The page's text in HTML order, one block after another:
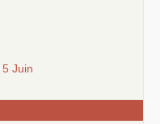
Juin